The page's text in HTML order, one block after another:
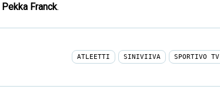
Pekka Franck.
ATLEETTI SINIVIIVA SPORTIVO TV